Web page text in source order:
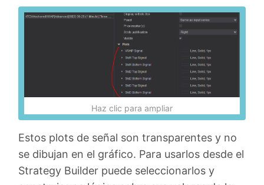
Haz clic para ampliar
Estos plots de señal son transparentes y no
se dibujan en el gráfico. Para usarlos desde el
Strategy Builder puede seleccionarlos y